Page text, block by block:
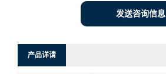
发送咨询信息
产品详请